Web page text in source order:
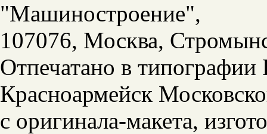
"Машиностроение",
107076, Москва,
Отпечатано в
Красноармейск
с оригинала-макета,